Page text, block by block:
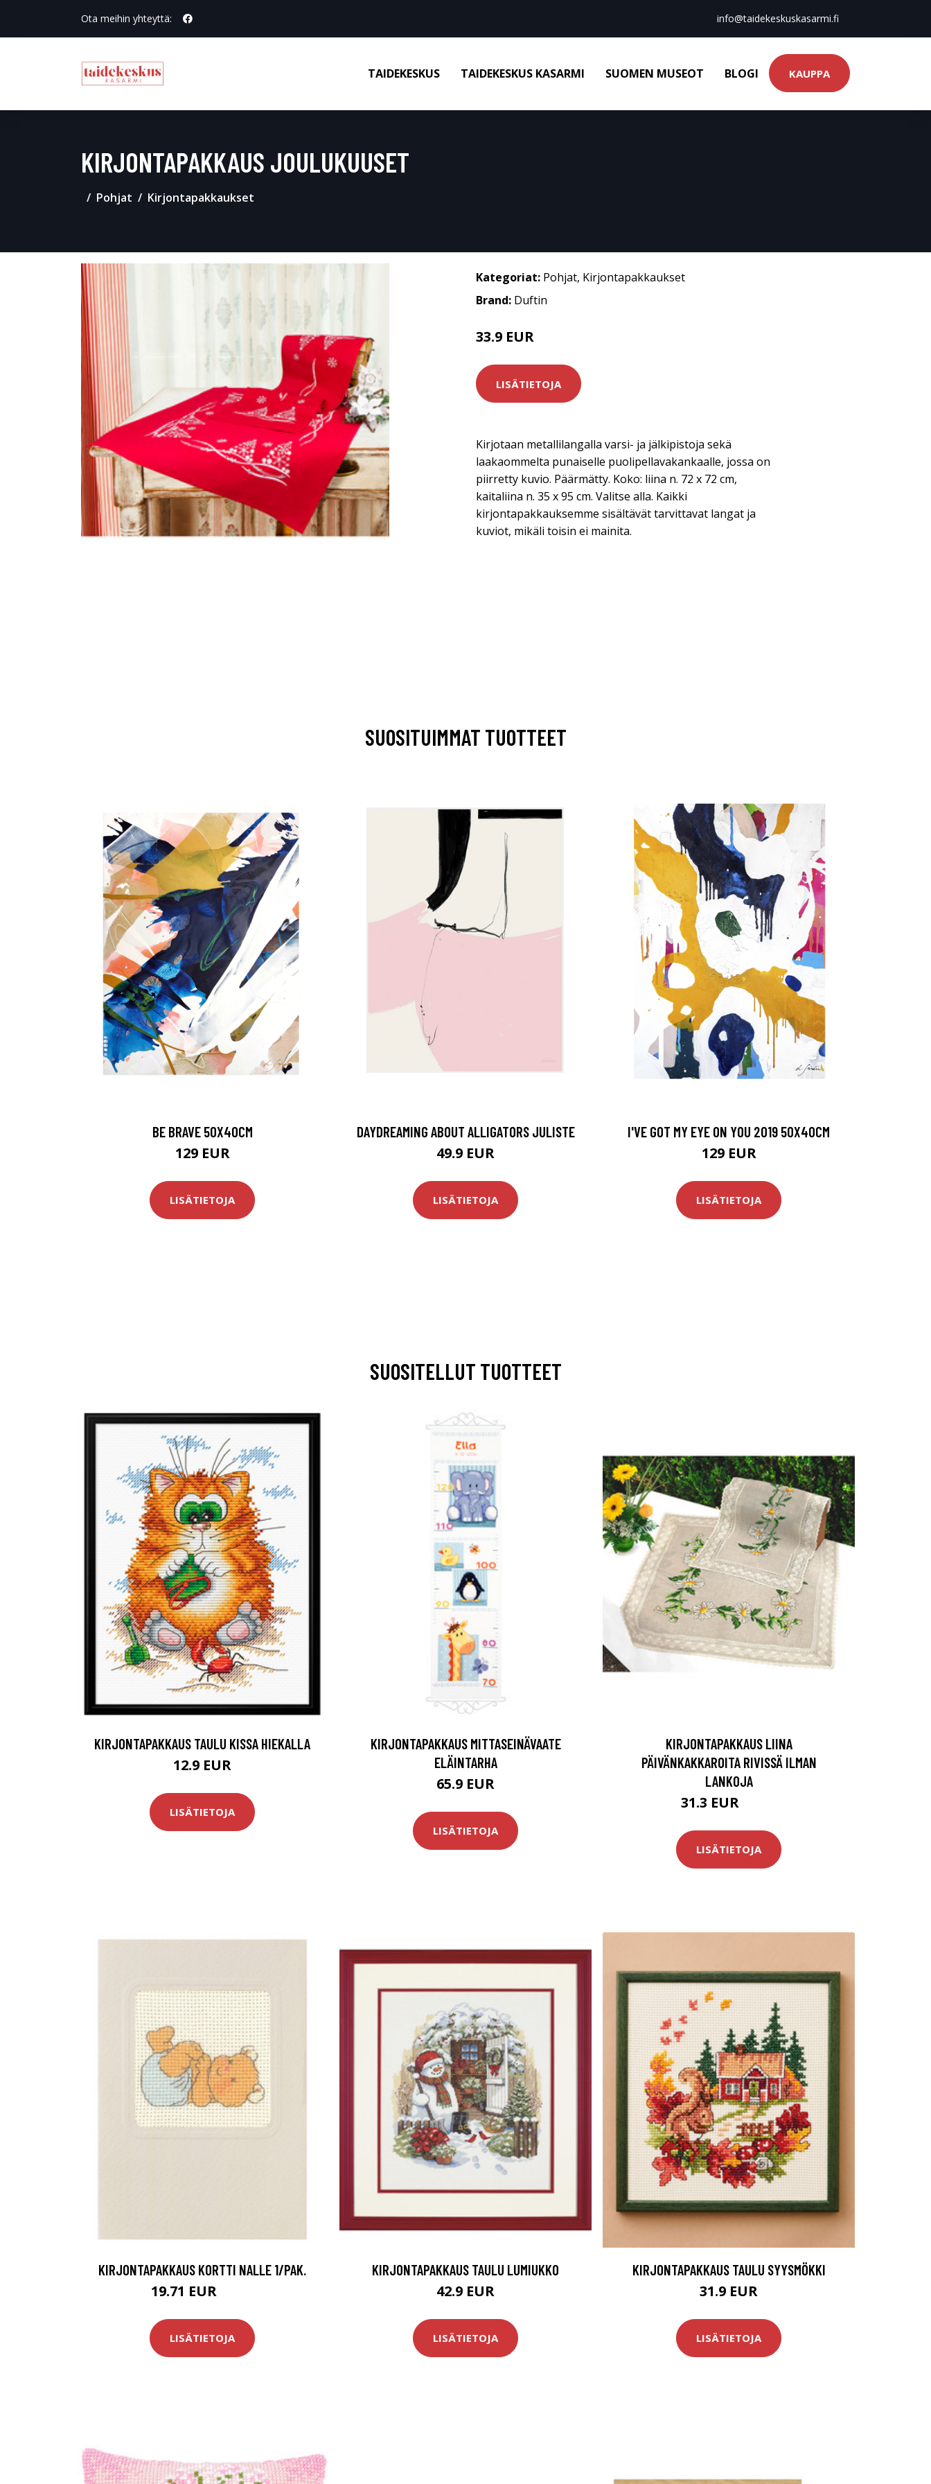
Ota meihin yhteyttä: info@taidekeskuskasarmi.fi
TAIDEKESKUS TAIDEKESKUS KASARMI SUOMEN MUSEOT BLOGI KAUPPA
KIRJONTAPAKKAUS JOULUKUUSET
Pohjat Kirjontapakkaukset
Kategoriat: Pohjat, Kirjontapakkaukset
Brand: Duftin
33.9 EUR
LISÄTIETOJA
Kirjotaan metallilangalla varsi- ja jälkipistoja sekä
laakaommelta punaiselle puolipellavakankaalle, jossa on
piirretty kuvio. Päärmätty. Koko: liina n. 72 x 72 cm,
kaitaliina n. 35 x 95 cm. Valitse alla. Kaikki
kirjontapakkauksemme sisältävät tarvittavat langat ja
kuviot, mikäli toisin ei mainita.
SUOSITUIMMAT TUOTTEET
BE BRAVE 50X40CM
129 EUR
LISÄTIETOJA
DAYDREAMING ABOUT ALLIGATORS JULISTE
49.9 EUR
LISÄTIETOJA
I'VE GOT MY EYE ON YOU 2019 50X40CM
129 EUR
LISÄTIETOJA
SUOSITELLUT TUOTTEET
KIRJONTAPAKKAUS TAULU KISSA HIEKALLA
12.9 EUR
LISÄTIETOJA
KIRJONTAPAKKAUS MITTASEINÄVAATE
ELÄINTARHA
65.9 EUR
LISÄTIETOJA
KIRJONTAPAKKAUS LIINA
PÄIVÄNKAKKAROITA RIVISSÄ ILMAN
LANKOJA
31.3 EUR
LISÄTIETOJA
KIRJONTAPAKKAUS KORTTI NALLE 1/PAK.
19.71 EUR
LISÄTIETOJA
KIRJONTAPAKKAUS TAULU LUMIUKKO
42.9 EUR
LISÄTIETOJA
KIRJONTAPAKKAUS TAULU SYYSMÖKKI
31.9 EUR
LISÄTIETOJA